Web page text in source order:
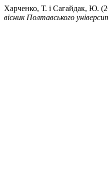
Харченко, Т. і
вісник Полтавського